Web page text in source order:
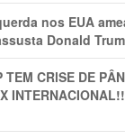
nos EUA
Donald
TEM CRlSE DE